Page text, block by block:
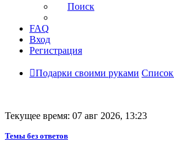
Поиск
FAQ
Вход
Регистрация
Подарки своими руками
Текущее время: 07 авг 2026, 13:23
Темы без ответов